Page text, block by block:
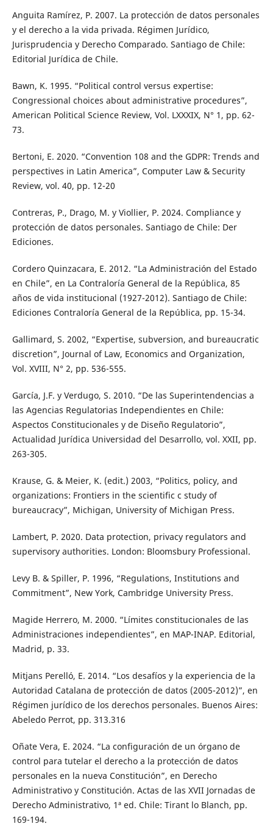
Anguita Ramírez, P. 2007. La protección de datos personales
y el derecho a la vida privada. Régimen Jurídico,
Jurisprudencia y Derecho Comparado. Santiago de Chile:
Editorial Jurídica de Chile.
Bawn, K. 1995. “Political control versus expertise:
Congressional choices about administrative procedures”,
American Political Science Review, Vol. LXXXIX, N° 1, pp. 62-
73.
Bertoni, E. 2020. “Convention 108 and the GDPR: Trends and
perspectives in Latin America”, Computer Law & Security
Review, vol. 40, pp. 12-20
Contreras, P., Drago, M. y Viollier, P. 2024. Compliance y
protección de datos personales. Santiago de Chile: Der
Ediciones.
Cordero Quinzacara, E. 2012. “La Administración del Estado
en Chile”, en La Contraloría General de la República, 85
años de vida institucional (1927-2012). Santiago de Chile:
Ediciones Contraloría General de la República, pp. 15-34.
Gallimard, S. 2002, “Expertise, subversion, and bureaucratic
discretion”, Journal of Law, Economics and Organization,
Vol. XVIII, N° 2, pp. 536-555.
García, J.F. y Verdugo, S. 2010. “De las Superintendencias a
las Agencias Regulatorias Independientes en Chile:
Aspectos Constitucionales y de Diseño Regulatorio”,
Actualidad Jurídica Universidad del Desarrollo, vol. XXII, pp.
263-305.
Krause, G. & Meier, K. (edit.) 2003, “Politics, policy, and
organizations: Frontiers in the scientific c study of
bureaucracy”, Michigan, University of Michigan Press.
Lambert, P. 2020. Data protection, privacy regulators and
supervisory authorities. London: Bloomsbury Professional.
Levy B. & Spiller, P. 1996, “Regulations, Institutions and
Commitment”, New York, Cambridge University Press.
Magide Herrero, M. 2000. “Límites constitucionales de las
Administraciones independientes”, en MAP-INAP. Editorial,
Madrid, p. 33.
Mitjans Perelló, E. 2014. “Los desafíos y la experiencia de la
Autoridad Catalana de protección de datos (2005-2012)”, en
Régimen jurídico de los derechos personales. Buenos Aires:
Abeledo Perrot, pp. 313.316
Oñate Vera, E. 2024. “La configuración de un órgano de
control para tutelar el derecho a la protección de datos
personales en la nueva Constitución”, en Derecho
Administrativo y Constitución. Actas de las XVII Jornadas de
Derecho Administrativo, 1ª ed. Chile: Tirant lo Blanch, pp.
169-194.